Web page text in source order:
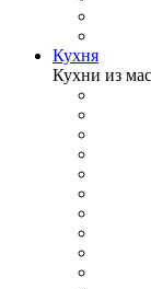
Кухня
Кухни из